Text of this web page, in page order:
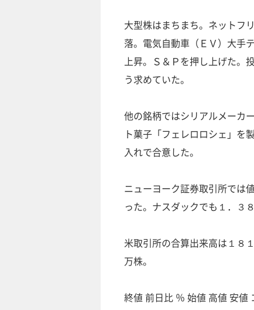
大型株はまちまち。ネットフ
落。電気自動車（ＥＶ）大手
上昇。Ｓ＆Ｐを押し上げた。
う求めていた。
他の銘柄ではシリアルメーカ
ト菓子「フェレロロシェ」を
入れで合意した。
ニューヨーク証券取引所では
った。ナスダックでも１．３
米取引所の合算出来高は１８
万株。
終値 前日比 ％ 始値 高値 安値